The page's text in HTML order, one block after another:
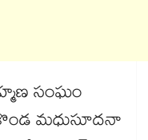
సంఘం
మధుసూదనా